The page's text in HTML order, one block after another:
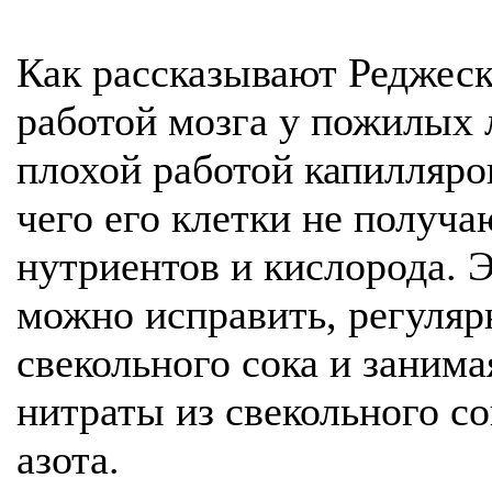
Как рассказывают
работой мозга у пожилых
плохой работой
чего его клетки не
нутриентов и кислорода.
можно исправить,
свекольного сока и
нитраты из свекольного
азота.